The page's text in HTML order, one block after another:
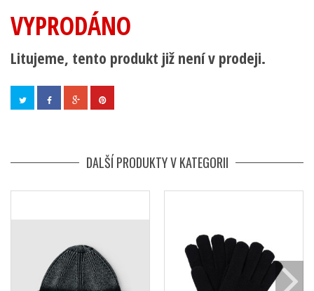
VYPRODÁNO
Litujeme, tento produkt již není v prodeji.
DALŠÍ PRODUKTY V KATEGORII